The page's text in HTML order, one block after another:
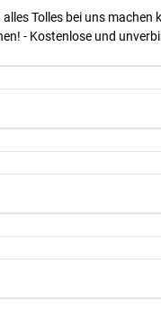
Tolles bei uns machen
- Kostenlose und